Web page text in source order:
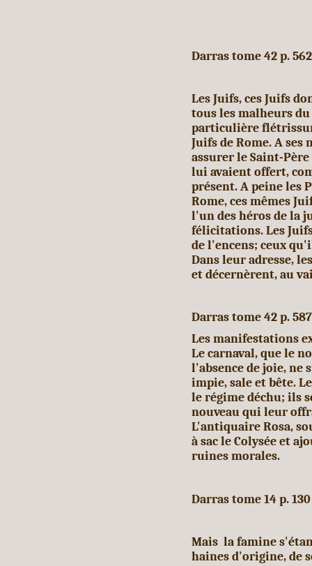
Darras tome 42 p. 562
Les Juifs, ces Juifs
tous les malheurs
particulière
Juifs de Rome. A ses
assurer le Saint-
lui avaient offert,
présent. A peine les
Rome, ces mêmes
l'un des héros de la
félicitations. Les
de l'encens; ceux
Dans leur adresse,
et décernèrent, au
Darras tome 42 p. 587
Les manifestations
Le carnaval, que le
l'absence de joie, ne
impie, sale et bête.
le régime déchu; ils
nouveau qui leur
L'antiquaire Rosa,
à sac le Colysée et
ruines morales.
Darras tome 14 p. 130
Mais la famine
haines d'origine, de